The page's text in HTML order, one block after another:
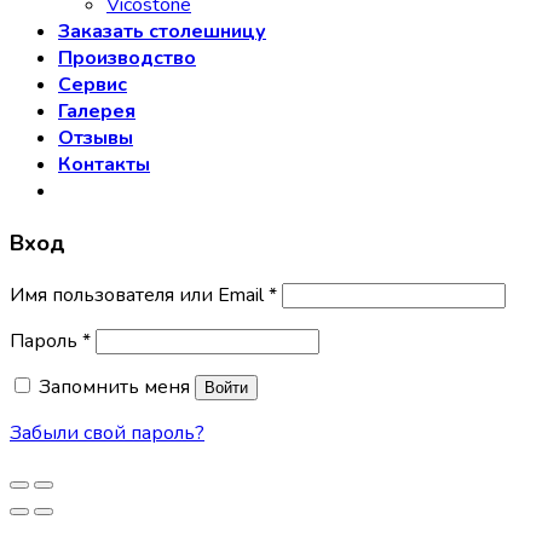
Заказать столешницу
Производство
Сервис
Галерея
Отзывы
Контакты
Вход
Имя пользователя или Email*
Пароль *
Запомнить меня
Войти
Забыли свой пароль?